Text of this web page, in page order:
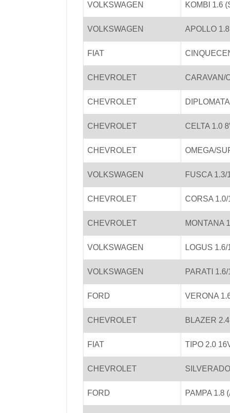
VOLKSWAGEN KOMBI 1.6
VOLKSWAGEN APOLLO
FIAT
CHEVROLET CARAVAN/
CHEVROLET
CHEVROLET CELTA 1.0
CHEVROLET OMEGA/
VOLKSWAGEN FUSCA 1.3/
CHEVROLET CORSA 1.0/
CHEVROLET MONTANA
VOLKSWAGEN LOGUS
VOLKSWAGEN PARATI
FORD VERONA
CHEVROLET BLAZER 2.4
FIAT TIPO 2.0
CHEVROLET
FORD PAMPA 1.8